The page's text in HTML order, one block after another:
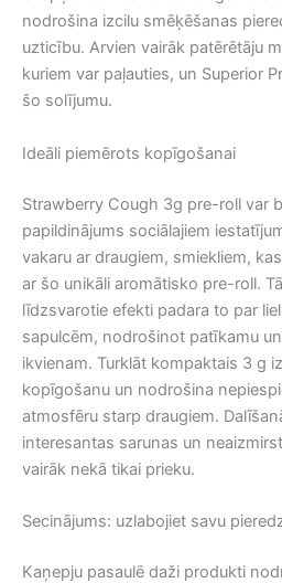
nodrošina izcilu smēķēšanas
uzticību. Arvien vairāk patērētāju
kuriem var paļauties, un Superior
šo solījumu.
Ideāli piemērots kopīgošanai
Strawberry Cough 3g pre-roll var
papildinājums sociālajiem
vakaru ar draugiem, smiekliem,
ar šo unikāli aromātisko pre-roll.
līdzsvarotie efekti padara to par
sapulcēm, nodrošinot patīkamu
ikvienam. Turklāt kompaktais 3 g
kopīgošanu un nodrošina
atmosfēru starp draugiem.
interesantas sarunas un
vairāk nekā tikai prieku.
Secinājums: uzlabojiet savu
Kaņepju pasaulē daži produkti